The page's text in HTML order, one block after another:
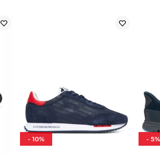
- 10% - 5%